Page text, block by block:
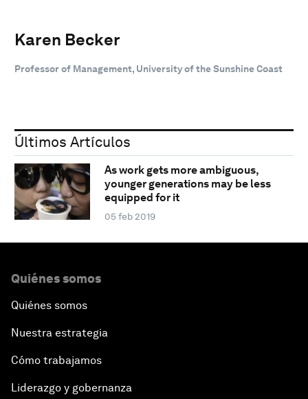
Karen Becker
Professor of Management, University of the Sunshine Coast
Últimos Artículos
As work gets more ambiguous,
younger generations may be less
equipped for it
05 feb 2019
Quiénes somos
Quiénes somos
Nuestra estrategia
Cómo trabajamos
Liderazgo y gobernanza